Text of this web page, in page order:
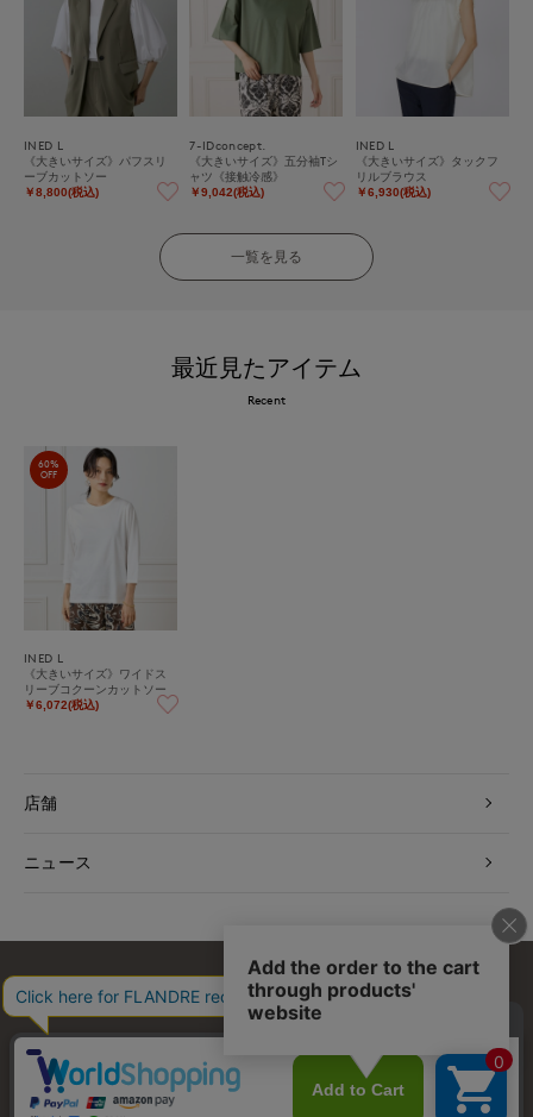
INED L
《大きいサイズ》パフスリ
ーブカットソー
￥8,800(税込)
7-IDconcept.
《大きいサイズ》五分袖Tシ
ャツ《接触冷感》
￥9,042(税込)
INED L
《大きいサイズ》タックフ
リルブラウス
￥6,930(税込)
一覧を見る
最近見たアイテム
Recent
60%
OFF
INED L
《大きいサイズ》ワイドス
リーブコクーンカットソー
￥6,072(税込)
店舗
ニュース
お問い合わせ 利用規約 会社概要 プライバシーポリシー
特定商取引・古物営業法に基づく表示 店舗リスト